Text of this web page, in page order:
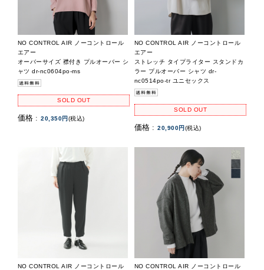
NO CONTROL AIR ノーコントロール
エアー
オーバーサイズ 襟付き プルオーバー シ
ャツ dr-nc0604po-ms
SOLD OUT
価格 : 20,350円(税込)
NO CONTROL AIR ノーコントロール
エアー
ストレッチ タイプライター スタンドカ
ラー プルオーバー シャツ dr-
nc0514po-tr ユニセックス
SOLD OUT
価格 : 20,900円(税込)
NO CONTROL AIR ノーコントロール
NO CONTROL AIR ノーコントロール